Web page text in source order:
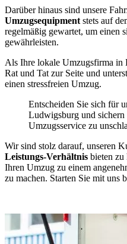
Darüber hinaus sind unsere
Umzugsequipment stets auf
regelmäßig gewartet, um einen
gewährleisten.
Als Ihre lokale Umzugsfirma
Rat und Tat zur Seite und
einen stressfreien Umzug.
Entscheiden Sie sich für
Ludwigsburg und sichern
Umzugsservice zu
Wir sind stolz darauf, unseren
Leistungs-Verhältnis bieten zu
Ihren Umzug zu einem
zu machen. Starten Sie mit uns